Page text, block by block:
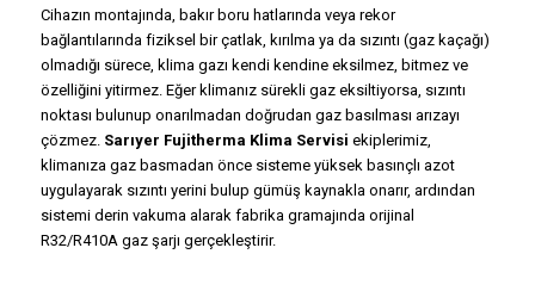
Cihazın montajında, bakır boru hatlarında veya rekor
bağlantılarında fiziksel bir çatlak, kırılma ya da sızıntı (gaz kaçağı)
olmadığı sürece, klima gazı kendi kendine eksilmez, bitmez ve
özelliğini yitirmez. Eğer klimanız sürekli gaz eksiltiyorsa, sızıntı
noktası bulunup onarılmadan doğrudan gaz basılması arızayı
çözmez. Sarıyer Fujitherma Klima Servisi ekiplerimiz,
klimanıza gaz basmadan önce sisteme yüksek basınçlı azot
uygulayarak sızıntı yerini bulup gümüş kaynakla onarır, ardından
sistemi derin vakuma alarak fabrika gramajında orijinal
R32/R410A gaz şarjı gerçekleştirir.